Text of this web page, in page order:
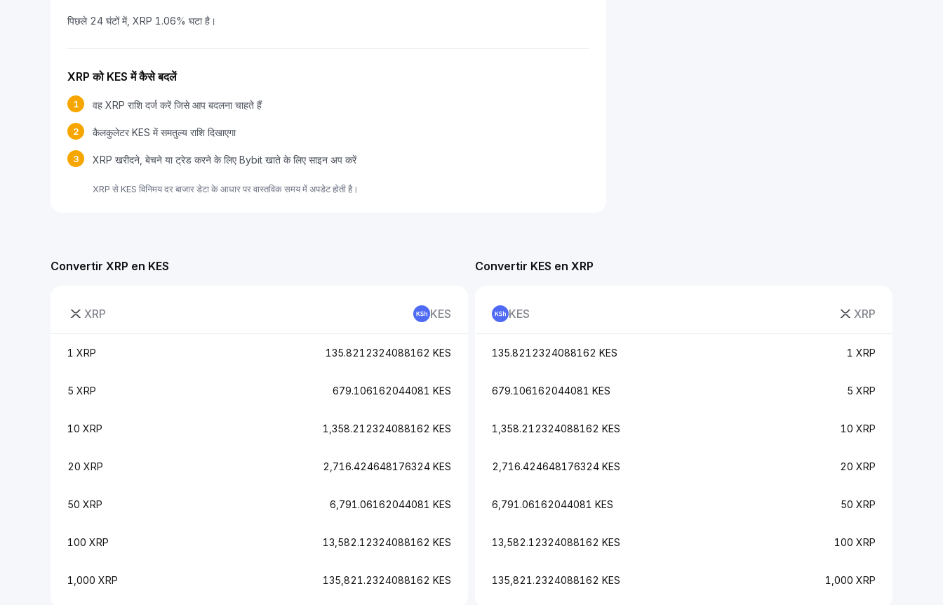
पिछले 24 घंटों में, XRP 1.06% घटा है।
XRP को KES में कैसे बदलें
1 वह XRP राशि दर्ज करें जिसे आप बदलना चाहते हैं
2 कैलकुलेटर KES में समतुल्य राशि दिखाएगा
3 XRP खरीदने, बेचने या ट्रेड करने के लिए Bybit खाते के लिए साइन अप करें
XRP से KES विनिमय दर बाजार डेटा के आधार पर वास्तविक समय में अपडेट होती है।
Convertir XRP en KES
XRP KES
1 XRP 135.8212324088162 KES
5 XRP 679.106162044081 KES
10 XRP 1,358.212324088162 KES
20 XRP 2,716.424648176324 KES
50 XRP 6,791.06162044081 KES
100 XRP 13,582.12324088162 KES
1,000 XRP 135,821.2324088162 KES
Convertir KES en XRP
KES XRP
135.8212324088162 KES 1 XRP
679.106162044081 KES 5 XRP
1,358.212324088162 KES 10 XRP
2,716.424648176324 KES 20 XRP
6,791.06162044081 KES 50 XRP
13,582.12324088162 KES 100 XRP
135,821.2324088162 KES 1,000 XRP